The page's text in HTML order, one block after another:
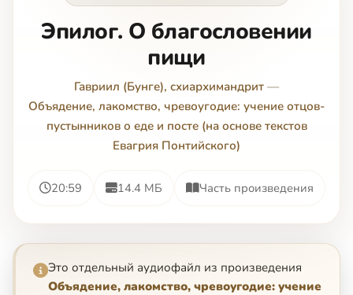
Эпилог. О благословении
пищи
Гавриил (Бунге), схиархимандрит —
Объядение, лакомство, чревоугодие: учение отцов-
пустынников о еде и посте (на основе текстов
Евагрия Понтийского)
20:59 14.4 МБ Часть произведения
Это отдельный аудиофайл из произведения
Объядение, лакомство, чревоугодие: учение